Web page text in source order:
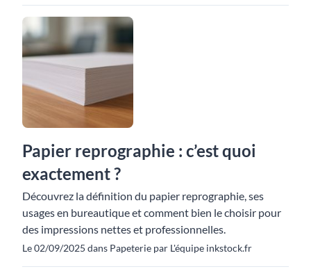
Papier reprographie : c’est quoi
exactement ?
Découvrez la définition du papier reprographie, ses
usages en bureautique et comment bien le choisir pour
des impressions nettes et professionnelles.
Le 02/09/2025 dans Papeterie par L'équipe inkstock.fr